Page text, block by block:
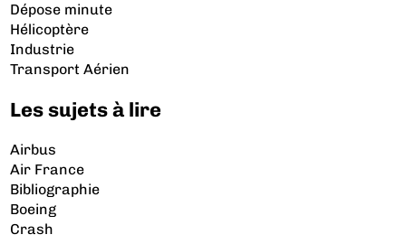
Dépose minute
Hélicoptère
Industrie
Transport Aérien
Les sujets à lire
Airbus
Air France
Bibliographie
Boeing
Crash